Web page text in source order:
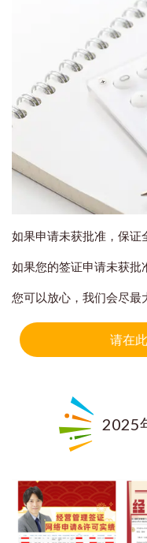
如果申请未获批准，保证
如果您的签证申请未获批
您可以放心，我们会尽最
请在
2025